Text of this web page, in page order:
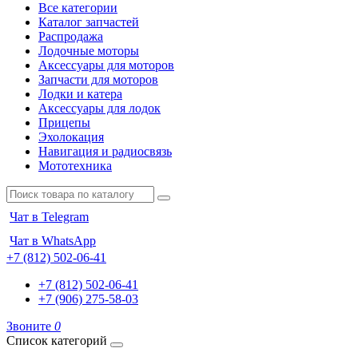
Все категории
Каталог запчастей
Распродажа
Лодочные моторы
Аксессуары для моторов
Запчасти для моторов
Лодки и катера
Аксессуары для лодок
Прицепы
Эхолокация
Навигация и радиосвязь
Мототехника
Чат в Telegram
Чат в WhatsApp
+7 (812) 502-06-41
+7 (812) 502-06-41
+7 (906) 275-58-03
Звоните 0
Список категорий